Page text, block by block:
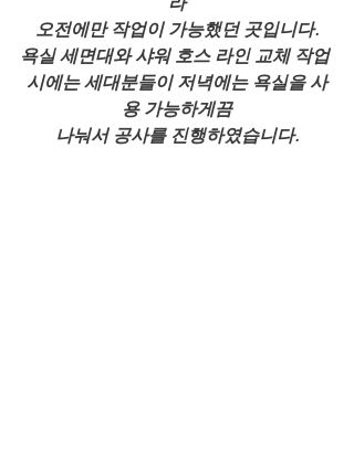
오전에만 작업이 가능했던 곳입니다.
욕실 세면대와 샤워 호스 라인 교체 작업
시에는 세대분들이 저녁에는 욕실을 사
용 가능하게끔
나눠서 공사를 진행하였습니다.